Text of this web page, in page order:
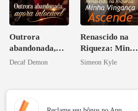
Outrora
abandonada,
agora intocável
Decaf Demon
Renascido na
Riqueza: Minha
Vingança
Simeon Kyle